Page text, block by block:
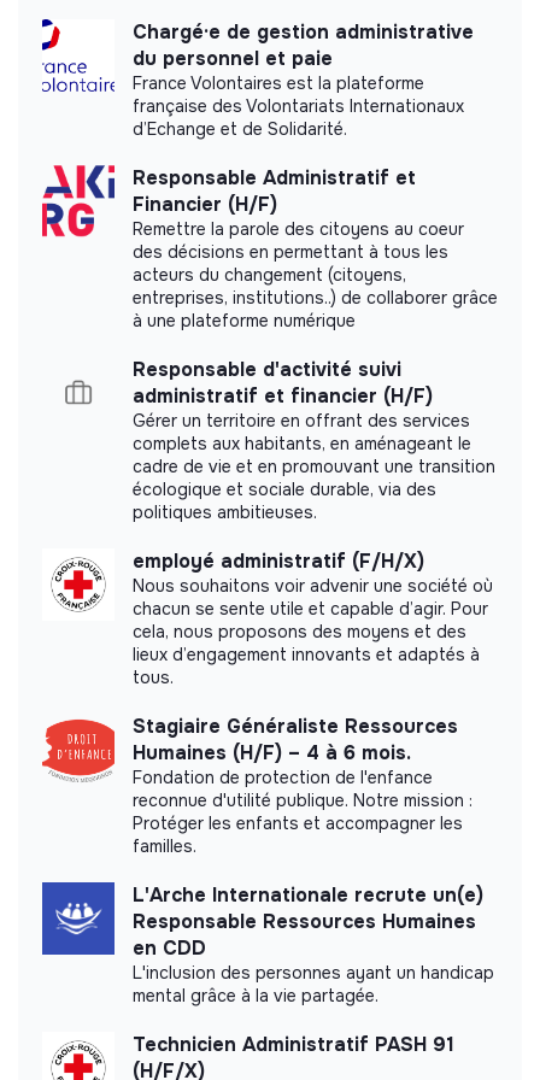
transmission, suivi IJSS et subrogation
Déclaration et suivi des accidents du travail et maladies
professionnelles (AT/MP)
Interface avec CPAM, prévoyance, mutuelle et
organismes compétents
Organisation et suivi des visites médicales sur plusieurs
sites
Collecte et transmission des variables de paie au
cabinet externe (association + filiale)
Vérification des bulletins et traitement des anomalies
Suivi DSN via le cabinet
3.Chantiers de structuration — priorité dès la prise
Plan de mise en conformité de la CCN ECLAT
Renforcement des procédures et des process
4.Formation professionnelle
compétences
Relations OPCO : dépôts de dossiers, suivi des
remboursements
5.Dialogue social et support à la direction
Appui à la direction dans la conduite du dialogue social
sur la conformité conventionnelle (CSE)
Participation active aux réunions du CSE, aide à la
rédaction d’accords collectifs
Aide à la rédaction de courriers de procédure
disciplinaire et de sanctions
Impact study
Recyclerie Sportive did not yet communicate its
Labels and certifications
Documents
Did not yet add a transparency document.
Chargé·e de gestion administrative
du personnel et paie
France Volontaires est la plateforme
française des Volontariats Internationaux
d’Echange et de Solidarité.
Responsable Administratif et
Financier (H/F)
Remettre la parole des citoyens au coeur
des décisions en permettant à tous les
acteurs du changement (citoyens,
entreprises, institutions..) de collaborer grâce
à une plateforme numérique
Responsable d'activité suivi
administratif et financier (H/F)
Gérer un territoire en offrant des services
complets aux habitants, en aménageant le
cadre de vie et en promouvant une transition
écologique et sociale durable, via des
politiques ambitieuses.
employé administratif (F/H/X)
Nous souhaitons voir advenir une société où
chacun se sente utile et capable d’agir. Pour
cela, nous proposons des moyens et des
lieux d’engagement innovants et adaptés à
tous.
Stagiaire Généraliste Ressources
Humaines (H/F) – 4 à 6 mois.
Fondation de protection de l'enfance
reconnue d'utilité publique. Notre mission :
Protéger les enfants et accompagner les
familles.
L'Arche Internationale recrute un(e)
Responsable Ressources Humaines
en CDD
L'inclusion des personnes ayant un handicap
mental grâce à la vie partagée.
Technicien Administratif PASH 91
(H/F/X)